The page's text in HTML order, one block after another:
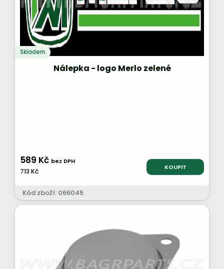
Skladem
Nálepka - logo Merlo zelené
589 Kč bez DPH
713 Kč KOUPIT
Kód zboží: 066045